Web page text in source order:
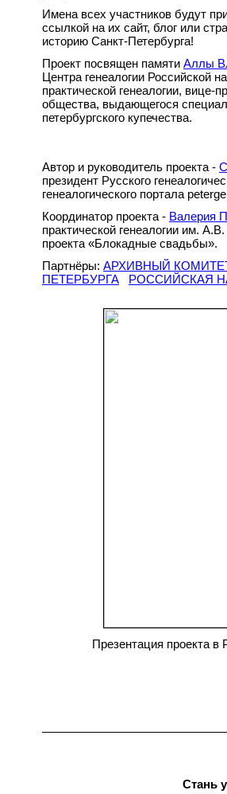
Имена всех участников будут
ссылкой на их сайт, блог или
историю Санкт-Петербурга!
Проект посвящен памяти Аллы
Центра генеалогии Российской
практической генеалогии, вице-
общества, выдающегося
петербургского купечества.
Автор и руководитель проекта -
президент Русского
генеалогического портала
Координатор проекта - Валерия
практической генеалогии им.
проекта «Блокадные свадьбы».
Партнёры: АРХИВНЫЙ
ПЕТЕРБУРГА
РОССИЙСКАЯ
Презентация проекта в
Стань